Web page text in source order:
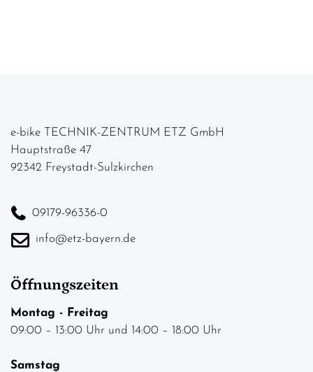
e-bike TECHNIK-ZENTRUM ETZ GmbH
Hauptstraße 47
92342 Freystadt-Sulzkirchen
09179-96336-0
info@etz-bayern.de
Öffnungszeiten
Montag - Freitag
09:00 – 13:00 Uhr und 14:00 – 18:00 Uhr
Samstag